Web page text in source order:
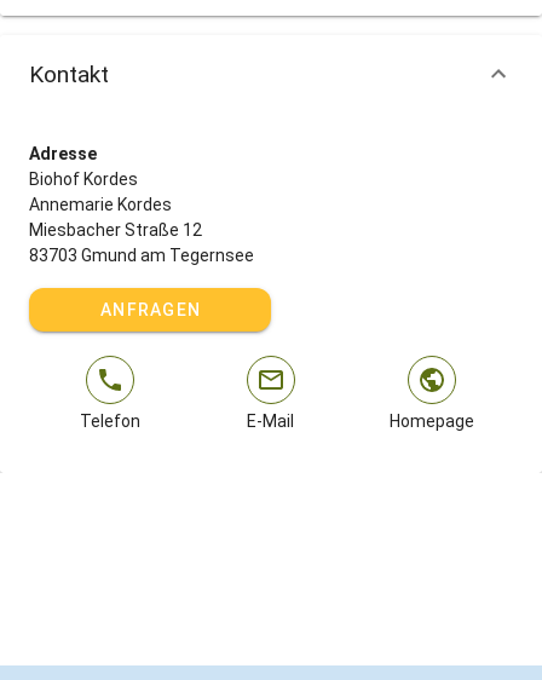
Kontakt
Adresse
Biohof Kordes
Annemarie Kordes
Miesbacher Straße 12
83703 Gmund am Tegernsee
ANFRAGEN
Telefon E-Mail Homepage